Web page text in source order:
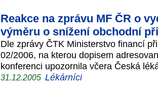
Reakce na zprávu MF ČR o
výměru o snížení obchodní
Dle zprávy ČTK Ministerstvo financí
02/2006, na kterou dopisem
konferenci upozornila včera Česká
31.12.2005 Lékárníci